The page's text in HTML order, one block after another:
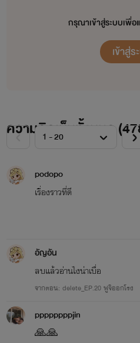
￼
หนูเป็นลูกของคุณแม่มัสกับคุณ
คุณแม่กับน้อง
ตัวอย่างนิยา
"อื้มมม"
กรุณาเข้าสู่ระบบเพื่
เข้าสู่
ความคิดเห็นทั้งหมด (
podopo
เรื่องราวที่ดี
อัญอัน
ลบแล้วอ่านไงน่าเบื่อ
จากตอน: delete_EP.20 ฟูจิออกโรง
ppppppppjin
🙏🙏